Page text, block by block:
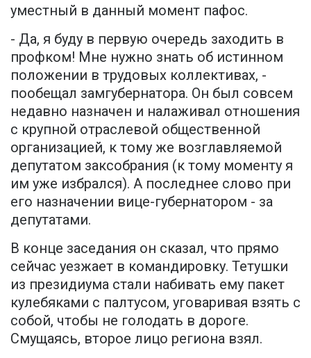
уместный в данный момент пафос.
- Да, я буду в первую очередь заходить в
профком! Мне нужно знать об истинном
положении в трудовых коллективах, -
пообещал замгубернатора. Он был совсем
недавно назначен и налаживал отношения
с крупной отраслевой общественной
организацией, к тому же возглавляемой
депутатом заксобрания (к тому моменту я
им уже избрался). А последнее слово при
его назначении вице-губернатором - за
депутатами.
В конце заседания он сказал, что прямо
сейчас уезжает в командировку. Тетушки
из президиума стали набивать ему пакет
кулебяками с палтусом, уговаривая взять с
собой, чтобы не голодать в дороге.
Смущаясь, второе лицо региона взял.